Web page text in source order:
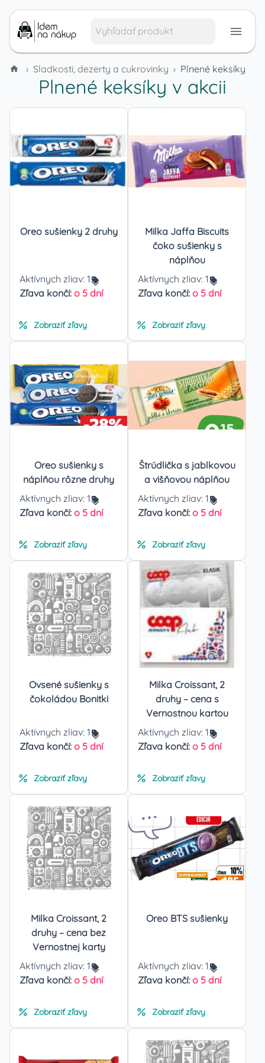
› Sladkosti, dezerty a cukrovinky › Plnené keksíky
Plnené keksíky v akcii
Oreo sušienky 2 druhy
Aktívnych zliav: 1
Zľava končí: o 5 dní
Zobraziť zľavy
Milka Jaffa Biscuits
čoko sušienky s
náplňou
Aktívnych zliav: 1
Zľava končí: o 5 dní
Zobraziť zľavy
Oreo sušienky s
náplňou rôzne druhy
Aktívnych zliav: 1
Zľava končí: o 5 dní
Zobraziť zľavy
Štrúdlička s jablkovou
a višňovou náplňou
Aktívnych zliav: 1
Zľava končí: o 5 dní
Zobraziť zľavy
Ovsené sušienky s
čokoládou Bonitki
Aktívnych zliav: 1
Zľava končí: o 5 dní
Zobraziť zľavy
Milka Croissant, 2
druhy – cena s
Vernostnou kartou
Aktívnych zliav: 1
Zľava končí: o 5 dní
Zobraziť zľavy
Milka Croissant, 2
druhy – cena bez
Vernostnej karty
Aktívnych zliav: 1
Zľava končí: o 5 dní
Zobraziť zľavy
Oreo BTS sušienky
Aktívnych zliav: 1
Zľava končí: o 5 dní
Zobraziť zľavy